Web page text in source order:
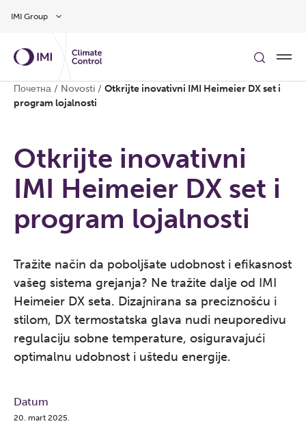
IMI Group
Почетна / Novosti / Otkrijte inovativni IMI Heimeier DX set i
program lojalnosti
Otkrijte inovativni
IMI Heimeier DX set i
program lojalnosti
Tražite način da poboljšate udobnost i efikasnost
vašeg sistema grejanja? Ne tražite dalje od IMI
Heimeier DX seta. Dizajnirana sa preciznošću i
stilom, DX termostatska glava nudi neuporedivu
regulaciju sobne temperature, osiguravajući
optimalnu udobnost i uštedu energije.
Datum
20. mart 2025.